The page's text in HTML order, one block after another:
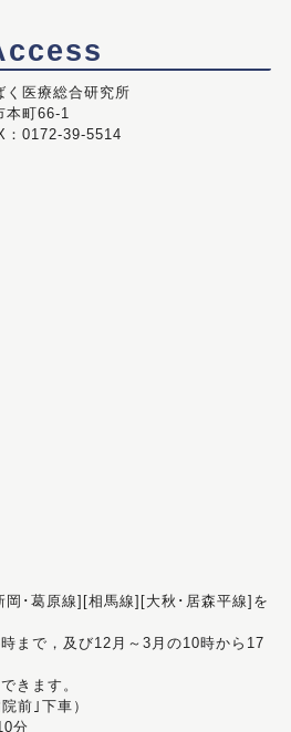
く医療総合研究所
町66-1
0172-39-5514
･葛原線][相馬線][大秋･居森平線]を
まで，及び12月～3月の10時から17
きます。
前｣下車）
分